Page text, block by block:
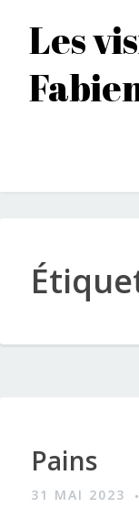
contenu
principal
Les
Pains
31 MAI 2023